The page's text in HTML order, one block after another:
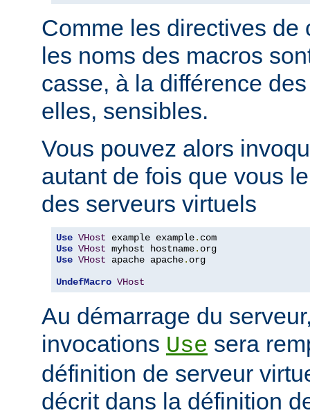
Comme les directives de
les noms des macros
casse, à la différence
elles, sensibles.
Vous pouvez alors
autant de fois que vous
des serveurs virtuels
Use VHost example example.
Use VHost myhost hostname.
Use VHost apache apache. org
UndefMacro VHost
Au démarrage du
invocations Use sera
définition de serveur
décrit dans la définition